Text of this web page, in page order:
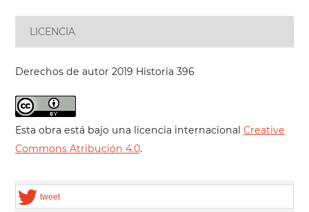
LICENCIA
Derechos de autor 2019 Historia 396
Esta obra está bajo una licencia internacional Creative
Commons Atribución 4.0.
tweet